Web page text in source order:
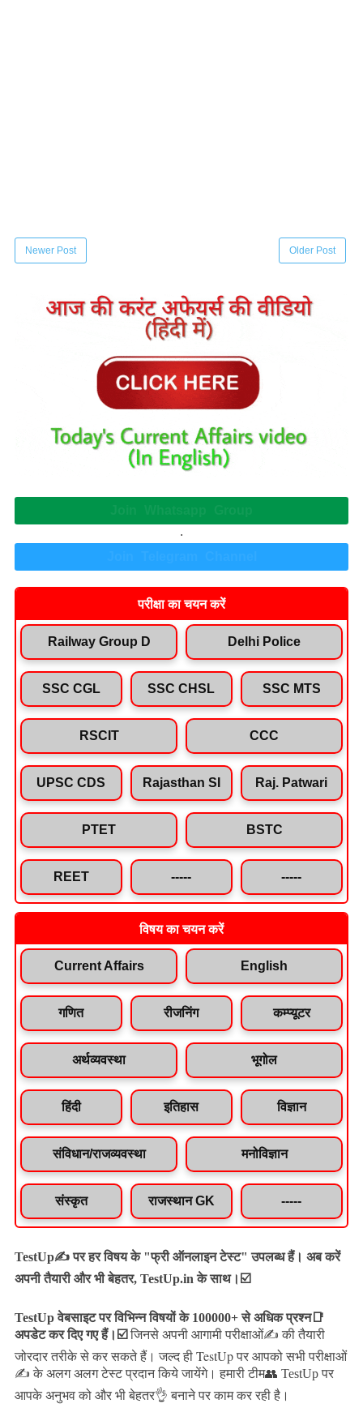
Newer Post Older Post
.
परीक्षा का चयन करें
Railway Group D Delhi Police
SSC CGL SSC CHSL SSC MTS
RSCIT CCC
UPSC CDS Rajasthan SI Raj. Patwari
PTET BSTC
REET ----- -----
विषय का चयन करें
Current Affairs English
गणित रीजनिंग कम्प्यूटर
अर्थव्यवस्था भूगोल
हिंदी इतिहास विज्ञान
संविधान/राजव्यवस्था मनोविज्ञान
संस्कृत राजस्थान GK -----
TestUp✍️ पर हर विषय के "फ्री ऑनलाइन टेस्ट" उपलब्ध हैं। अब करें
अपनी तैयारी और भी बेहतर, TestUp.in के साथ।☑️
TestUp वेबसाइट पर विभिन्न विषयों के 100000+ से अधिक प्रश्न📑
अपडेट कर दिए गए हैं। ☑️ जिनसे अपनी आगामी परीक्षाओं✍️ की तैयारी
जोरदार तरीके से कर सकते हैं।जल्द ही TestUp पर आपको सभी परीक्षाओं
✍️ के अलग अलग टेस्ट प्रदान किये जायेंगे। हमारी टीम👥 TestUp पर
आपके अनुभव को और भी बेहतर👌 बनाने पर काम कर रही है।